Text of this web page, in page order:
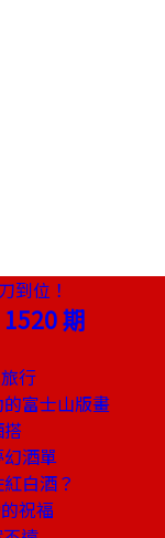
到位！
1520 期
行
富士山版畫
酒單
白酒？
祝福